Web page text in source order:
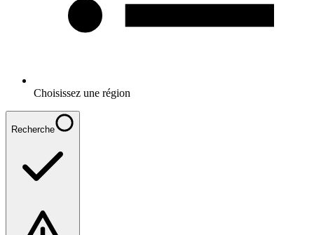
Choisissez une région
Recherche